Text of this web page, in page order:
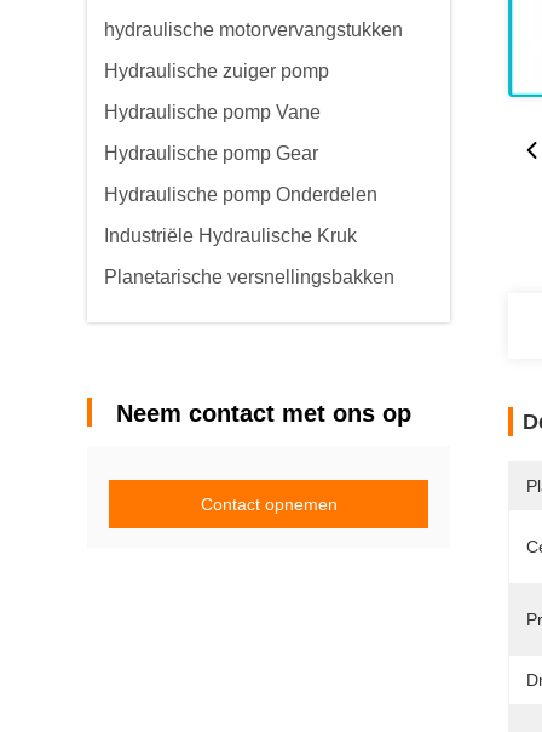
hydraulische motorvervangstukken
Hydraulische zuiger pomp
Hydraulische pomp Vane
Hydraulische pomp Gear
Hydraulische pomp Onderdelen
Industriële Hydraulische Kruk
Planetarische versnellingsbakken
Neem contact met ons op
Contact opnemen